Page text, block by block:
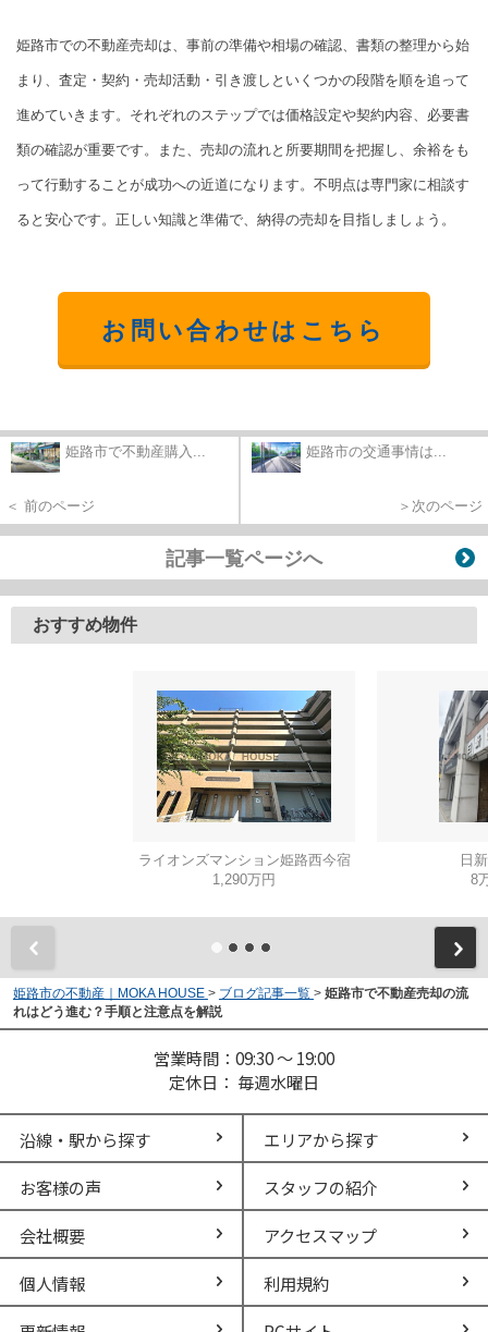
姫路市での不動産売却は、事前の準備や相場の確認、書類の整理から始
まり、査定・契約・売却活動・引き渡しといくつかの段階を順を追って
進めていきます。それぞれのステップでは価格設定や契約内容、必要書
類の確認が重要です。また、売却の流れと所要期間を把握し、余裕をも
って行動することが成功への近道になります。不明点は専門家に相談す
ると安心です。正しい知識と準備で、納得の売却を目指しましょう。
お問い合わせはこちら
姫路市で不動産購入...
＜ 前のページ
姫路市の交通事情は...
＞次のページ
記事一覧ページへ
おすすめ物件
ライオンズマンション姫路西今宿
1,290万円
日
8
姫路市の不動産｜MOKA HOUSE > ブログ記事一覧 > 姫路市で不動産売却の流
れはどう進む？手順と注意点を解説
営業時間：09:30 ～ 19:00
定休日： 毎週水曜日
沿線・駅から探す エリアから探す
お客様の声 スタッフの紹介
会社概要 アクセスマップ
個人情報 利用規約